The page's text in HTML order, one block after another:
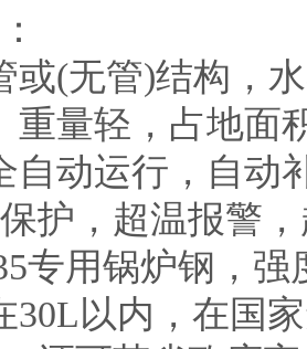
或(无管)结构，
重量轻，占地面
自动运行，自动
护，超温报警
专用锅炉钢，
30L以内，在国